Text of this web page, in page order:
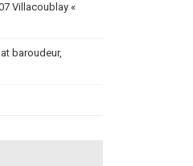
Villacoublay «
baroudeur,